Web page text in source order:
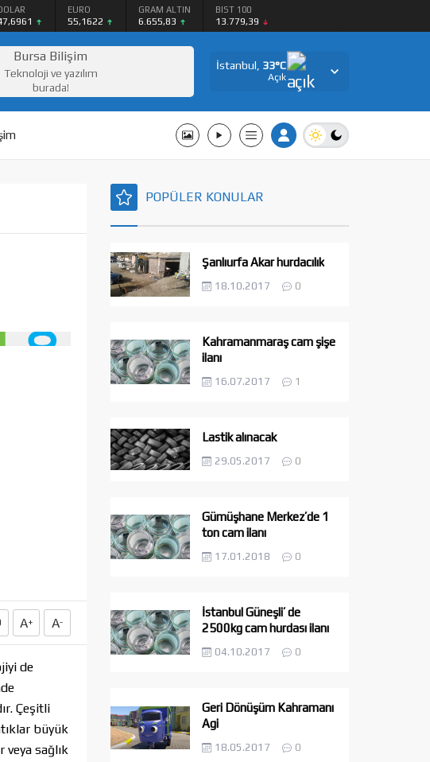
EURO
55,1622
GRAM ALTIN
6.655,83
BIST 100
13.779,39
$64929
Bursa Bilişim
Teknoloji ve yazılım
burada!
İstanbul, 33°C
Açık
A+ A-
de
Çeşitli
büyük
sağlık
POPÜLER KONULAR
Şanlıurfa Akar hurdacılık
18.10.2017 0
Kahramanmaraş cam şişe
ilanı
16.07.2017 1
Lastik alınacak
29.05.2017 0
Gümüşhane Merkez’de 1
ton cam ilanı
17.01.2018 0
İstanbul Güneşli’ de
2500kg cam hurdası ilanı
04.10.2017 0
Geri Dönüşüm Kahramanı
Agi
18.05.2017 0